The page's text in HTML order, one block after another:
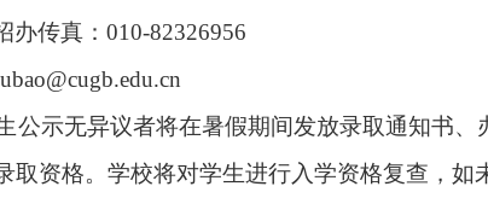
办传真：010-82326956
公示无异议者将在暑假期间发放录取通知书、
取资格。学校将对学生进行入学资格复查， 如